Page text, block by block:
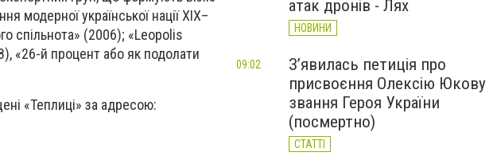
модерної української нації XIX–
спільнота» (2006); «Leopolis
«26-й процент або як подолати
«Теплиці» за адресою:
атак дронів - Лях
НОВИНИ
З’явилась петиція про
присвоєння Олексію Юкову
звання Героя України
(посмертно)
СТАТТІ
09:02